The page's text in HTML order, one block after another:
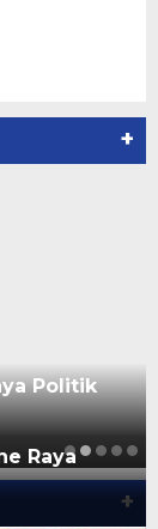
+
Politik
+
Raya